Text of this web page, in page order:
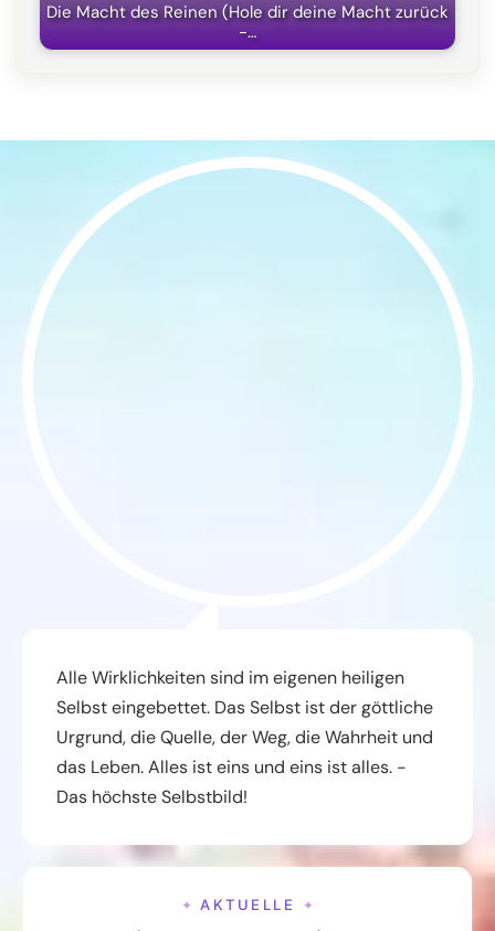
Die Macht des Reinen (Hole dir deine Macht zurück
-…
Alle Wirklichkeiten sind im eigenen heiligen
Selbst eingebettet. Das Selbst ist der göttliche
Urgrund, die Quelle, der Weg, die Wahrheit und
das Leben. Alles ist eins und eins ist alles. -
Das höchste Selbstbild!
✦ AKTUELLE ✦